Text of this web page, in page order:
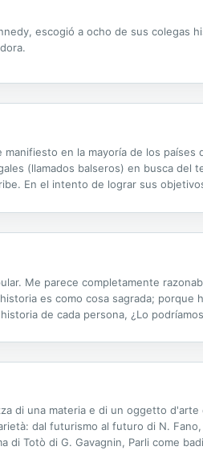
escogió a ocho de sus
en la mayoría de los
(llamados balseros) en busca
En el intento de lograr sus
Me parece completamente
es como cosa sagrada;
de cada persona, ¿Lo
di una materia e di un oggetto
dal futurismo al futuro di N.
di Totò di G. Gavagnin, Parli come